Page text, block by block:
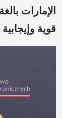
الإمارات
قوية وإيجابية